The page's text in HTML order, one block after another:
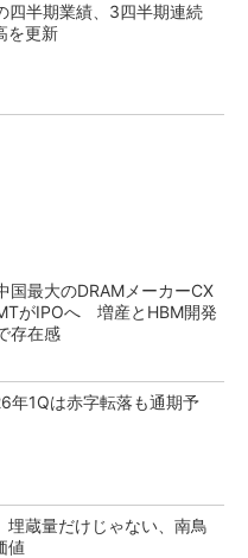
四半期業績、3四半期連続
を更新
国最大のDRAMメーカーCX
がIPOへ 増産とHBM開発
存在感
年1Qは赤字転落も通期予
蔵量だけじゃない、南鳥
値